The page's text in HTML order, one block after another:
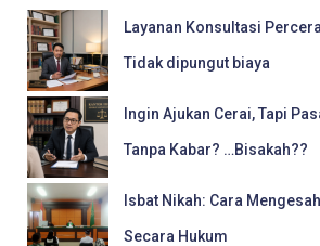
Layanan Konsultasi
Tidak dipungut biaya
Ingin Ajukan Cerai, Tapi
Tanpa Kabar? …Bisakah??
Isbat Nikah: Cara
Secara Hukum